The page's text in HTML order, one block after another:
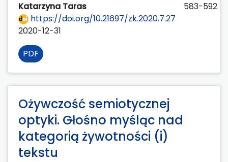
Katarzyna Taras
583-592
https://doi.org/10.21697/zk.2020.7.27
2020-12-31
PDF
Ożywczość semiotycznej
optyki. Głośno myśląc nad
kategorią żywotności (i)
tekstu